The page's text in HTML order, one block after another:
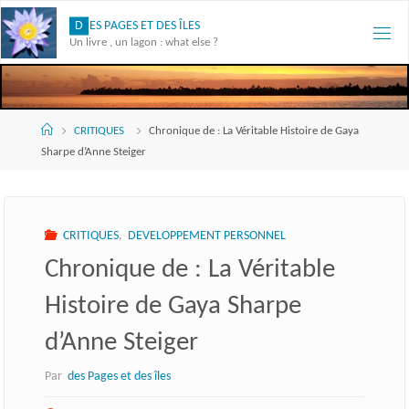
Skip
to
content
D ES PAGES ET DES ÎLES
Un livre , un lagon : what else ?
AccueilCRITIQUES
Chronique de : La Véritable Histoire de Gaya
Sharpe d’Anne Steiger
CRITIQUES, DEVELOPPEMENT PERSONNEL
Chronique de : La Véritable
Histoire de Gaya Sharpe
d’Anne Steiger
Par des Pages et des îles